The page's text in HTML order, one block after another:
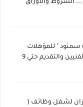
الشروط والاوراق
سمنود " للمؤهلات
العليا والمتوسطة والدبلومات والعمال والفنيين والتقديم حتي 9
لشغل وظائف (